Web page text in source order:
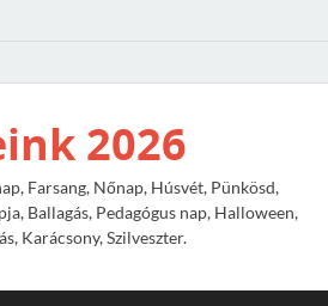
2026
Farsang, Nőnap, Húsvét, Pünkösd,
Ballagás, Pedagógus nap, Halloween,
Karácsony, Szilveszter.